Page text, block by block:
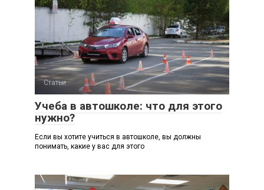
Статьи
Учеба в автошколе: что для этого
нужно?
Если вы хотите учиться в автошколе, вы должны
понимать, какие у вас для этого